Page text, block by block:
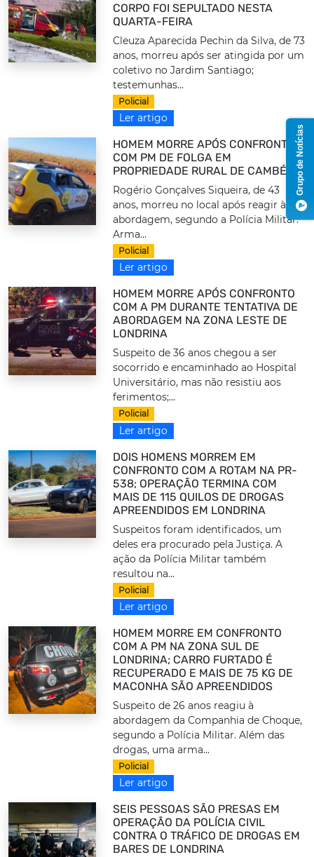
CORPO FOI SEPULTADO NESTA
QUARTA-FEIRA
Cleuza Aparecida Pechin da Silva, de 73
anos, morreu após ser atingida por um
coletivo no Jardim Santiago;
testemunhas...
Policial
Ler artigo
HOMEM MORRE APÓS CONFRONTO
COM PM DE FOLGA EM
PROPRIEDADE RURAL DE CAMBÉ
Rogério Gonçalves Siqueira, de 43
anos, morreu no local após reagir à
abordagem, segundo a Polícia Militar.
Arma...
Policial
Ler artigo
HOMEM MORRE APÓS CONFRONTO
COM A PM DURANTE TENTATIVA DE
ABORDAGEM NA ZONA LESTE DE
LONDRINA
Suspeito de 36 anos chegou a ser
socorrido e encaminhado ao Hospital
Universitário, mas não resistiu aos
ferimentos;...
Policial
Ler artigo
DOIS HOMENS MORREM EM
CONFRONTO COM A ROTAM NA PR-
538; OPERAÇÃO TERMINA COM
MAIS DE 115 QUILOS DE DROGAS
APREENDIDOS EM LONDRINA
Suspeitos foram identificados, um
deles era procurado pela Justiça. A
ação da Polícia Militar também
resultou na...
Policial
Ler artigo
HOMEM MORRE EM CONFRONTO
COM A PM NA ZONA SUL DE
LONDRINA; CARRO FURTADO É
RECUPERADO E MAIS DE 75 KG DE
MACONHA SÃO APREENDIDOS
Suspeito de 26 anos reagiu à
abordagem da Companhia de Choque,
segundo a Polícia Militar. Além das
drogas, uma arma...
Policial
Ler artigo
SEIS PESSOAS SÃO PRESAS EM
OPERAÇÃO DA POLÍCIA CIVIL
CONTRA O TRÁFICO DE DROGAS EM
BARES DE LONDRINA
Grupo de Notícias